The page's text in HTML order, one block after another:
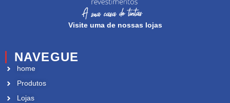
Visite uma de nossas lojas
NAVEGUE
home
Produtos
Lojas